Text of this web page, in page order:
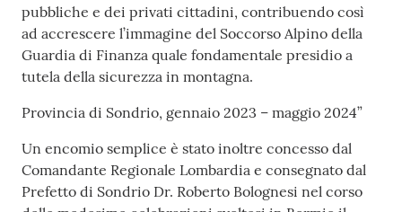
pubbliche e dei privati cittadini, contribuendo così
ad accrescere l’immagine del Soccorso Alpino della
Guardia di Finanza quale fondamentale presidio a
tutela della sicurezza in montagna.
Provincia di Sondrio, gennaio 2023 – maggio 2024”
Un encomio semplice è stato inoltre concesso dal
Comandante Regionale Lombardia e consegnato dal
Prefetto di Sondrio Dr. Roberto Bolognesi nel corso